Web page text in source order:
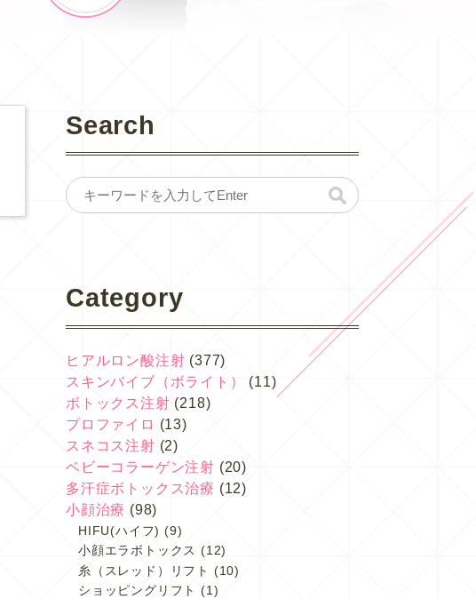
Search
Category
ヒアルロン酸注射 (377)
スキンバイブ（ボライト）
(11)
ボトックス注射 (218)
プロファイロ (13)
スネコス注射 (2)
ベビーコラーゲン注射 (20)
多汗症ボトックス治療 (12)
小顔治療 (98)
HIFU(ハイフ) (9)
小顔エラボトックス (12)
糸（スレッド）リフト
(10)
ショッピングリフト
(1)